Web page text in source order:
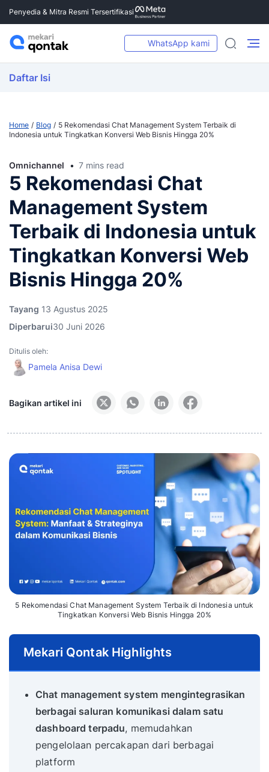
Penyedia & Mitra Resmi Tersertifikasi
WhatsApp kami
Daftar Isi
Home Blog
5 Rekomendasi Chat Management System Terbaik di
Indonesia untuk Tingkatkan Konversi Web Bisnis Hingga 20%
Omnichannel 7 mins read
5 Rekomendasi Chat
Management System
Terbaik di Indonesia untuk
Tingkatkan Konversi Web
Bisnis Hingga 20%
Tayang 13 Agustus 2025
Diperbarui30 Juni 2026
Ditulis oleh:
Pamela Anisa Dewi
Bagikan artikel ini
5 Rekomendasi Chat Management System Terbaik di Indonesia untuk
Tingkatkan Konversi Web Bisnis Hingga 20%
Mekari Qontak Highlights
Chat management system mengintegrasikan
berbagai saluran komunikasi dalam satu
dashboard terpadu, memudahkan
pengelolaan percakapan dari berbagai
platform